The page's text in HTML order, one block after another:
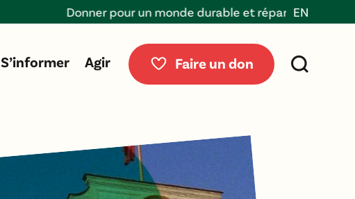
Donner pour un monde durable et réparable EN
S’informer Agir Faire un don